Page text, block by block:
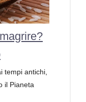
tempi antichi,
il Pianeta